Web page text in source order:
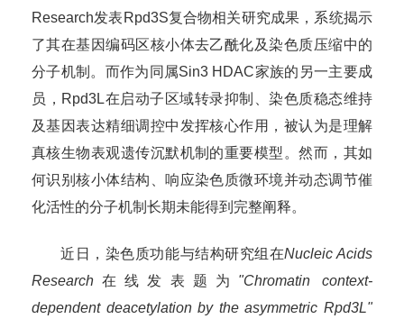
Research发表Rpd3S复合物相关研究成果，系统揭示
了其在基因编码区核小体去乙酰化及染色质压缩中的
分子机制。而作为同属Sin3 HDAC家族的另一主要成
员，Rpd3L在启动子区域转录抑制、染色质稳态维持
及基因表达精细调控中发挥核心作用，被认为是理解
真核生物表观遗传沉默机制的重要模型。然而，其如
何识别核小体结构、响应染色质微环境并动态调节催
化活性的分子机制长期未能得到完整阐释。
近日，染色质功能与结构研究组在Nucleic Acids
Research 在线发表题为 "Chromatin context-
dependent deacetylation by the asymmetric Rpd3L"